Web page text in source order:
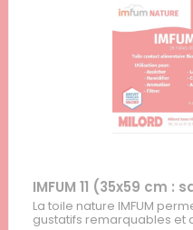
IMFUM 11 (35x59 cm
La toile nature IMFUM
gustatifs remarquables et